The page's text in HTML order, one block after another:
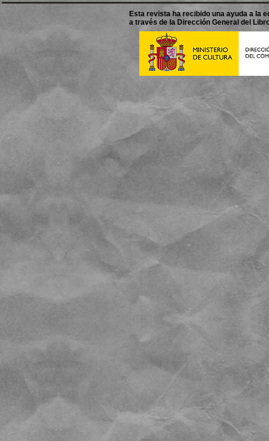
Esta revista ha recibido una ayuda a la
a través de la Dirección General del